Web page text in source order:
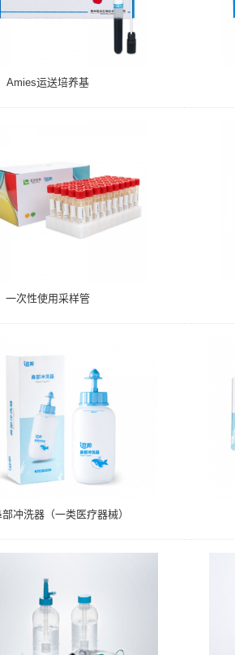
Amies运送培养基
一次性使用采样管
冲洗器（一类医疗器械）